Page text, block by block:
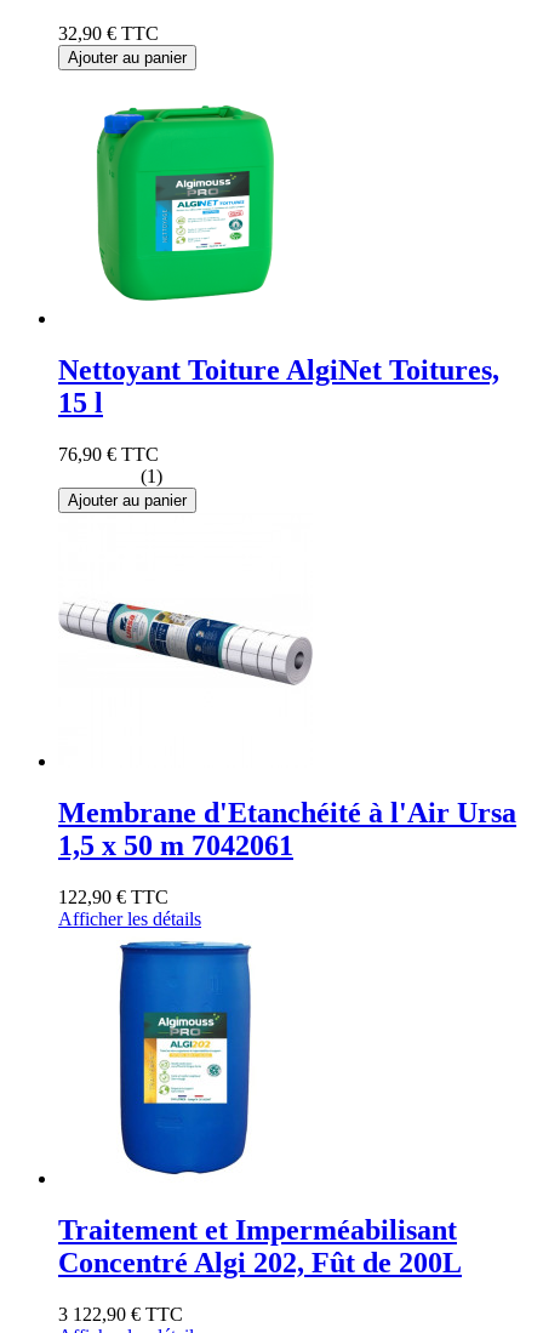
32,90 € TTC
Ajouter au panier
Nettoyant Toiture AlgiNet Toitures,
15 l
76,90 € TTC
(1)
Ajouter au panier
Membrane d'Etanchéité à l'Air Ursa
1,5 x 50 m 7042061
122,90 € TTC
Afficher les détails
Traitement et Imperméabilisant
Concentré Algi 202, Fût de 200L
3 122,90 € TTC